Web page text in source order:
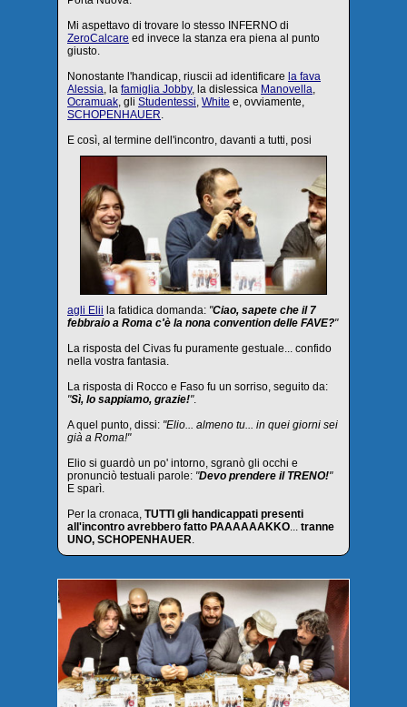
Mi aspettavo di trovare lo stesso INFERNO di
ZeroCalcare ed invece la stanza era piena al punto
giusto.
Nonostante l'handicap, riuscii ad identificare la fava
Alessia , la famiglia Jobby, la dislessica Manovella
Ocramuak , gli Studentessi White e, ovviamente,
SCHOPENHAUER
E così, al termine dell'incontro, davanti a tutti, posi
agli Elii la fatidica domanda: "Ciao, sapete che il 7
febbraio a Roma c'è la nona convention delle FAVE?"
La risposta del Civas fu puramente gestuale... confido
nella vostra fantasia.
La risposta di Rocco e Faso fu un sorriso, seguito da:
"Sì, lo sappiamo, grazie!".
A quel punto, dissi: "Elio... almeno tu... in quei giorni sei
già a Roma!"
Elio si guardò un po' intorno, sgranò gli occhi e
pronunciò testuali parole: "Devo prendere il TRENO!"
E sparì.
Per la cronaca, TUTTI gli handicappati presenti
all'incontro avrebbero fatto PAAAAAAKKO... tranne
UNO, SCHOPENHAUER.